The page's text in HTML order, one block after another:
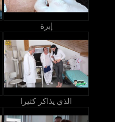
إبرة
الذي يذاكر كثيرا